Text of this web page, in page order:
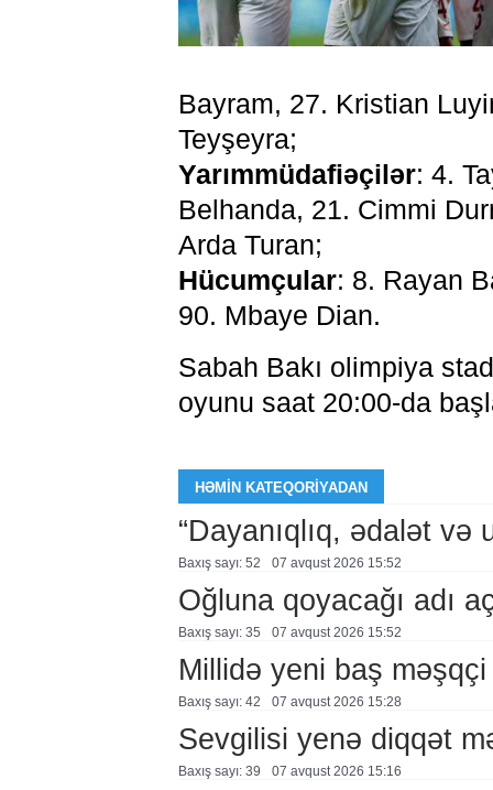
Bayram, 27. Kristian
Teyşeyra;
Yarımmüdafiəçilər: 4.
Belhanda, 21. Cimmi
Arda Turan;
Hücumçular: 8. Rayan
90. Mbaye Dian.
Sabah Bakı olimpiya
oyunu saat 20:00-da
HƏMIN KATEQORIYADAN
“Dayanıqlıq, ədalət
Baxış sayı: 52 07 avqust 2026 15:52
Oğluna qoyacağı adı
Baxış sayı: 35 07 avqust 2026 15:52
Millidə yeni baş məşqçi
Baxış sayı: 42 07 avqust 2026 15:28
Sevgilisi yenə diqqət
Baxış sayı: 39 07 avqust 2026 15:16